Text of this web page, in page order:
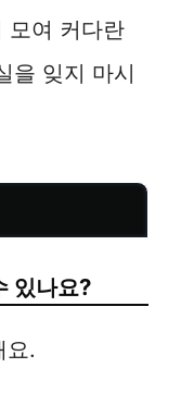
모여 커다란
을 잊지 마시
있나요?
요.